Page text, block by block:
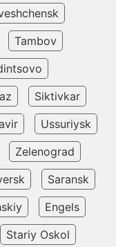
Tambov
Siktivkar
Ussuriysk
Zelenograd
Saransk
Engels
Stariy Oskol